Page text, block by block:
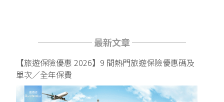
────── 最新文章 ──────
【旅遊保險優惠 2026】9 間熱門旅遊保險優惠碼及
單次／全年保費